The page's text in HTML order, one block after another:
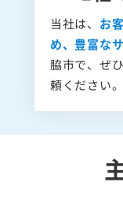
当社は、 お
め、豊富な
脇市で、ぜ
頼ください。